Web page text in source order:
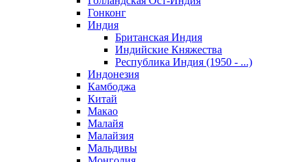
Гонконг
Индия
Британская Индия
Индийские Княжества
Республика Индия (1950 - ...)
Индонезия
Камбоджа
Китай
Макао
Малайя
Малайзия
Мальдивы